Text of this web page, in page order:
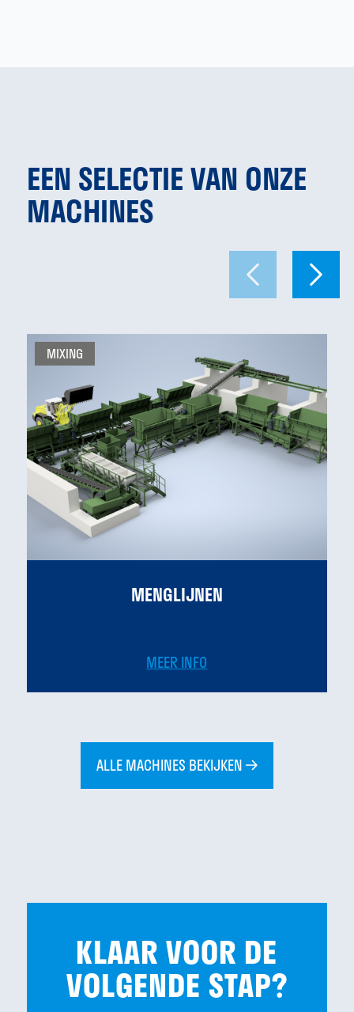
EEN SELECTIE VAN ONZE
MACHINES
MIXING
MENGLIJNEN
MEER INFO
ALLE MACHINES BEKIJKEN
KLAAR VOOR DE
VOLGENDE STAP?